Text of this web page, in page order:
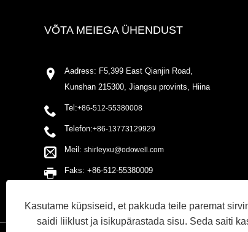
VÕTA MEIEGA ÜHENDUST
Aadress: F5,399 East Qianjin Road,
Kunshan 215300, Jiangsu provints, Hiina
Tel:+86-512-55380008
Telefon:+86-13773129929
Meil: shirleyxu@odowell.com
Faks: +86-512-55380009
Kasutame küpsiseid, et pakkuda teile paremat
saidi liiklust ja isikupärastada sisu. Seda saiti